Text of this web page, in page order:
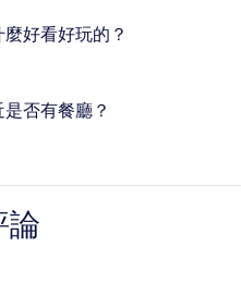
好看好玩的？
否有餐廳？
論